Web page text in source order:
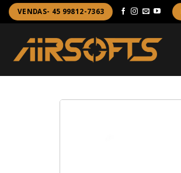
Skip
to
content
VENDAS- 45 99812-7363